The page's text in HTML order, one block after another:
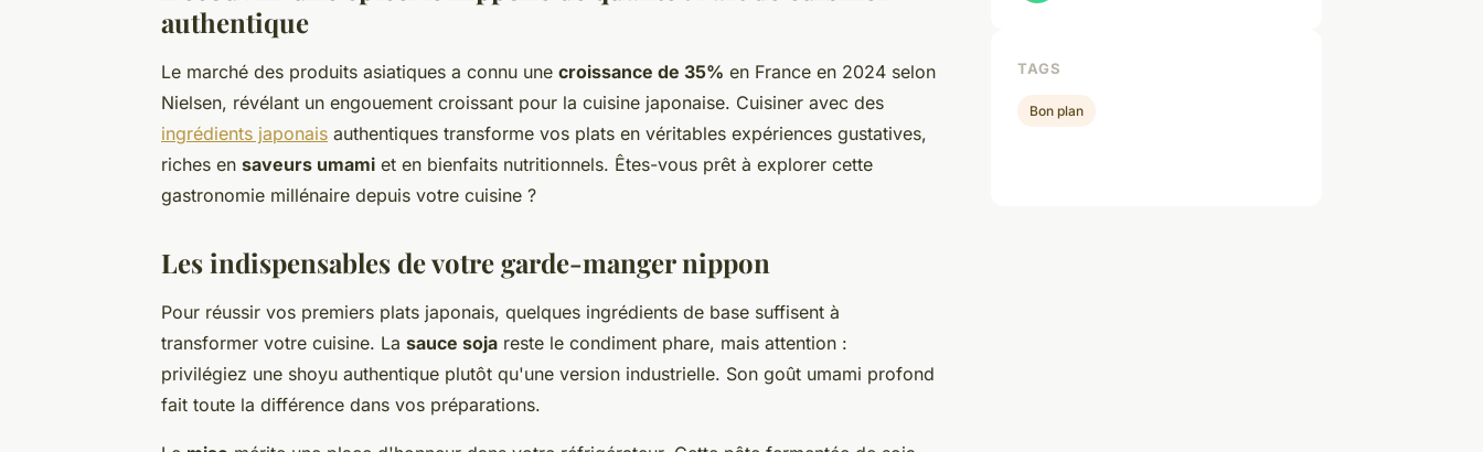
authentique
Le marché des produits asiatiques a connu une croissance de 35% en France en 2024 selon
Nielsen, révélant un engouement croissant pour la cuisine japonaise. Cuisiner avec des
ingrédients japonais authentiques transforme vos plats en véritables expériences gustatives,
riches en saveurs umami et en bienfaits nutritionnels. Êtes-vous prêt à explorer cette
gastronomie millénaire depuis votre cuisine ?
Les indispensables de votre garde-manger nippon
Pour réussir vos premiers plats japonais, quelques ingrédients de base suffisent à
transformer votre cuisine. La sauce soja reste le condiment phare, mais attention :
privilégiez une shoyu authentique plutôt qu'une version industrielle. Son goût umami profond
fait toute la différence dans vos préparations.
TAGS
Bon plan